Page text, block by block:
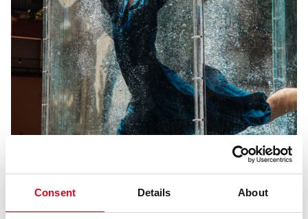
Consent Details About